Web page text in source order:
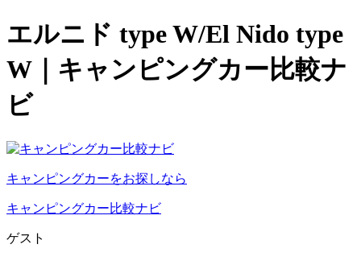
エルニド type W/El Nido type
W｜キャンピングカー比較ナ
ビ
キャンピングカーをお探しなら
キャンピングカー比較ナビ
ゲスト